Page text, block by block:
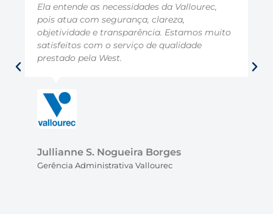
Ela entende as necessidades da Vallourec,
pois atua com segurança, clareza,
objetividade e transparência. Estamos muito
satisfeitos com o serviço de qualidade
prestado pela West.
Jullianne S. Nogueira Borges
Gerência Administrativa Vallourec